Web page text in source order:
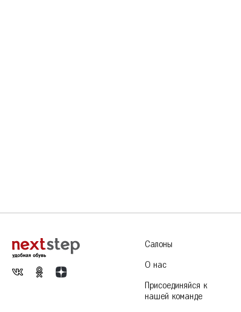
Салоны
О нас
Присоединяйся к
нашей команде